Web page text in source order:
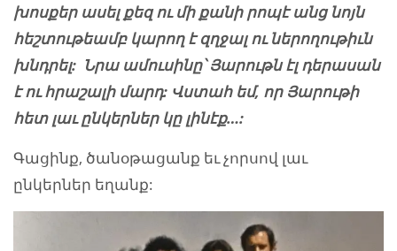
խոսքեր ասել քեզ ու մի քանիրոպէ անց նոյն
հեշտութեամբ կարող է զղջալ ու ներողութիւն
խնդրել: Նրա ամուսինը՝ Յարութն էլ դերասան
է ու հրաշալի մարդ: Վստահ եմ, որ Յարութի
հետ լաւ ընկերներ կը լինէք…:
Գացինք, ծանօթացանք եւ չորսով լաւ
ընկերներ եղանք: